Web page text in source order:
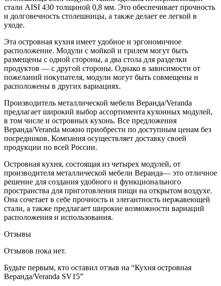
стали AISI 430 толщиной 0,8 мм. Это обеспечивает прочность
и долговечность столешницы, а также делает ее легкой в
уходе.
Эта островная кухня имеет удобное и эргономичное
расположение. Модули с мойкой и грилем могут быть
размещены с одной стороны, а два стола для разделки
продуктов — с другой стороны. Однако в зависимости от
пожеланий покупателя, модули могут быть совмещены и
расположены в других вариациях.
Производитель металлической мебели Веранда/Veranda
предлагает широкий выбор ассортимента кухонных модулей,
в том числе и островных кухонь. Все предложения
Веранда/Veranda можно приобрести по доступным ценам без
посредников. Компания осуществляет доставку своей
продукции по всей России.
Островная кухня, состоящая из четырех модулей, от
производителя металлической мебели Веранда— это отличное
решение для создания удобного и функционального
пространства для приготовления пищи на открытом воздухе.
Она сочетает в себе прочность и элегантность нержавеющей
стали, а также предлагает широкие возможности вариаций
расположения и использования.
Отзывы
Отзывов пока нет.
Будьте первым, кто оставил отзыв на “Кухня островная
Веранда/Veranda SV15”